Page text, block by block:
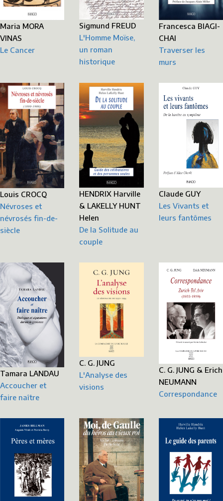
Maria MORA
VINAS
Le Cancer
Sigmund FREUD
L'Homme Moïse,
un roman
historique
Francesca BIAGI-
CHAI
Traverser les
murs
Louis CROCQ
Névroses et
névrosés fin-de-
siècle
HENDRIX Harville
& LAKELLY HUNT
Helen
De la Solitude au
couple
Claude GUY
Les Vivants et
leurs fantômes
Tamara LANDAU
Accoucher et
faire naître
C. G. JUNG
L'Analyse des
visions
C. G. JUNG & Erich
NEUMANN
Correspondance